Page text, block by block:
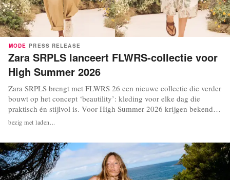
MODE PRESS RELEASE
Zara SRPLS lanceert FLWRS-collectie voor
High Summer 2026
Zara SRPLS brengt met FLWRS 26 een nieuwe collectie die verder
bouwt op het concept ‘beautility’: kleding voor elke dag die
praktisch én stijlvol is. Voor High Summer 2026 krijgen bekende
workwear-items een nieuwe uitstraling door gewassen
bloemenprints, door de zon vervaagde kleuren en natuurlijke
bezig met laden...